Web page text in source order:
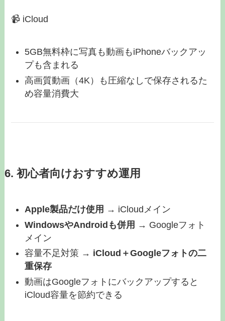
📹 iCloud
5GB無料枠に写真も動画もiPhoneバックアッ
プも含まれる
高画質動画（4K）も圧縮なしで保存されるた
め容量消費大
6. 初心者向けおすすめ運用
Apple製品だけ使用 → iCloudメイン
WindowsやAndroidも併用 → Googleフォト
メイン
容量不足対策 → iCloud＋Googleフォトの二
重保存
動画はGoogleフォトにバックアップすると
iCloud容量を節約できる